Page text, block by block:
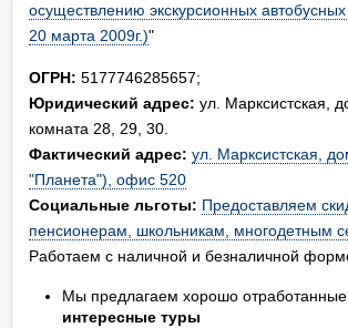
осуществлению экскурсионных
20 марта 2009г.)"
ОГРН: 5177746285657;
Юридический адрес: ул. Марксистская,
комната 28, 29, 30.
Фактический адрес: ул. Марксистская,
"Планета"), офис 520
Социальные льготы: Предоставляем
пенсионерам, школьникам, многодетным
Работаем с наличной и безналичной
Мы предлагаем хорошо
интересные туры